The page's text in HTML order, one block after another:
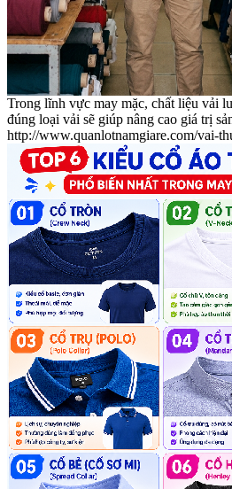
Trong lĩnh vực may mặc, chất liệu vải
đúng loại vải sẽ giúp nâng cao giá trị
http://www.quanlotnamgiare.com/vai-